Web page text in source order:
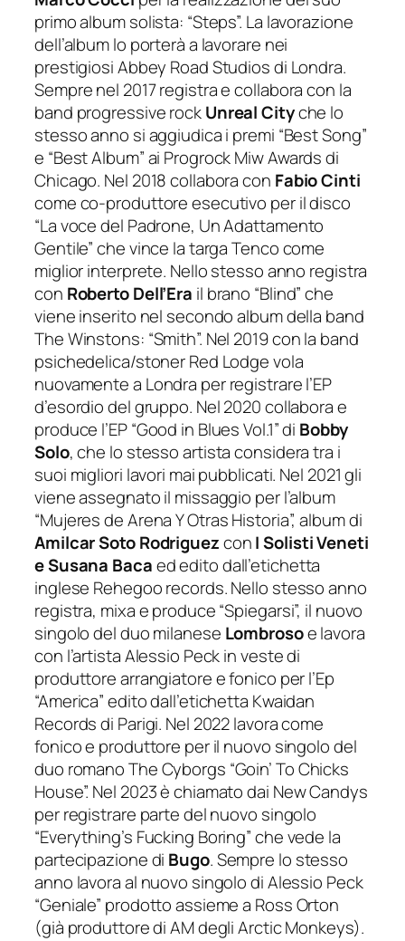
primo album solista: “Steps”. La lavorazione
dell’album lo porterà a lavorare nei
prestigiosi Abbey Road Studios di Londra.
Sempre nel 2017 registra e collabora con la
band progressive rockUnreal Cityche lo
stesso anno si aggiudica i premi “Best Song”
e “Best Album” ai Progrock Miw Awards di
Chicago. Nel 2018 collabora con Fabio Cinti
come co-produttore esecutivo per il disco
“La voce del Padrone, Un Adattamento
Gentile” che vince la targa Tenco come
miglior interprete. Nello stesso anno registra
con Roberto Dell’Era il brano “Blind” che
viene inserito nel secondo album della band
The Winstons: “Smith”. Nel 2019 con la band
psichedelica/stoner Red Lodge vola
nuovamente a Londra per registrare l’EP
d’esordio del gruppo. Nel 2020 collabora e
produce l’EP “Good in Blues Vol.1” di Bobby
Solo, che lo stesso artista considera tra i
suoi migliori lavori mai pubblicati. Nel 2021 gli
viene assegnato il missaggio per l’album
“Mujeres de Arena Y Otras Historia”, album di
Amilcar Soto RodriguezconI Solisti Veneti
e Susana Bacaed edito dall’etichetta
inglese Rehegoo records. Nello stesso anno
registra, mixa e produce “Spiegarsi”, il nuovo
singolo del duo milanese Lombrosoe lavora
con l’artista Alessio Peck in veste di
produttore arrangiatore e fonico per l’Ep
“America” edito dall’etichetta Kwaidan
Records di Parigi. Nel 2022 lavora come
fonico e produttore per il nuovo singolo del
duo romano The Cyborgs “Goin’ To Chicks
House”. Nel 2023 è chiamato dai New Candys
per registrare parte del nuovo singolo
“Everything’s Fucking Boring” che vede la
partecipazione di Bugo. Sempre lo stesso
anno lavora al nuovo singolo di Alessio Peck
“Geniale” prodotto assieme a Ross Orton
(già produttore di AM degli Arctic Monkeys).